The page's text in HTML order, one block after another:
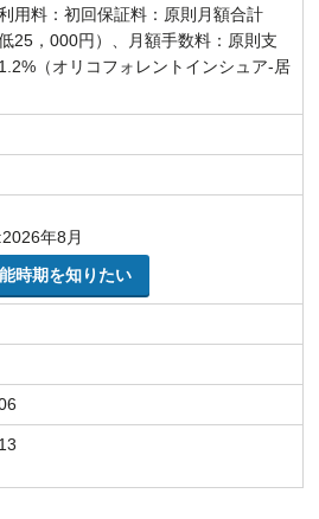
用料：初回保証料：原則月額合計
25，000円）、月額手数料：原則支
（オリコフォレントインシュア-居
年8月
時期を知りたい